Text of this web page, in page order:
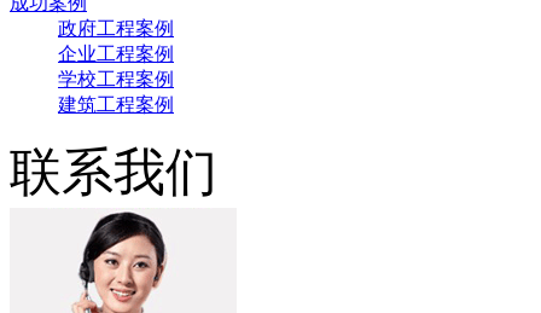
政府工程案例
企业工程案例
学校工程案例
建筑工程案例
联系我们